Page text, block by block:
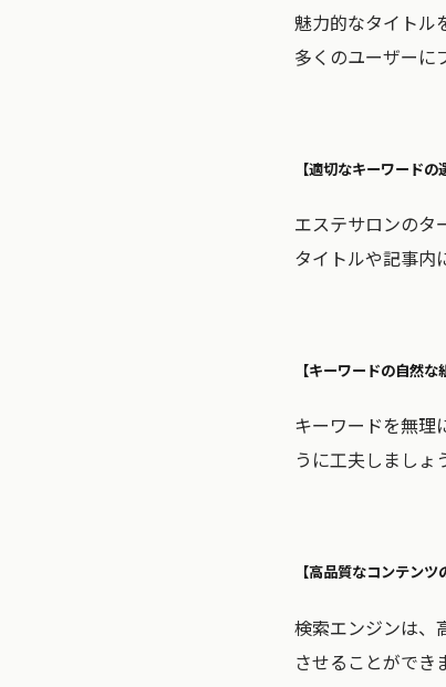
魅力的なタイトル
多くのユーザーに
【適切なキーワードの
エステサロンのタ
タイトルや記事内
【キーワードの自然な
キーワードを無理
うに工夫しましょ
【高品質なコンテンツ
検索エンジンは、
させることができ